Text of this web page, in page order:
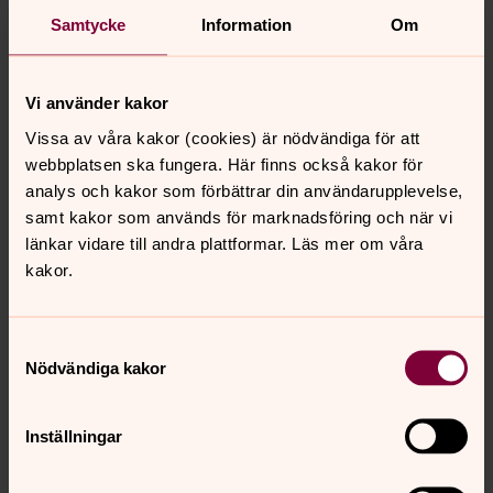
Samtycke Information Om
Vi använder kakor
Vissa av våra kakor (cookies) är nödvändiga för att
webbplatsen ska fungera. Här finns också kakor för
analys och kakor som förbättrar din användarupplevelse,
samt kakor som används för marknadsföring och när vi
länkar vidare till andra plattformar. Läs mer om våra
kakor.
Nödvändiga kakor
Inställningar
söndag 9 augusti 2026
Annan plats
Hembygdsföreningen bjuder på kaffe
Kyrkoåret
dagen i kyrkoåret är söndagen den första advent.
Årets högtider
Kristendomens viktigaste högtider är jul, påsk och